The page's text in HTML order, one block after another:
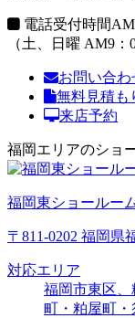
電話受付時間
（土、日曜 AM9：
お問い合わ
無料見積も
来店予約
福岡エリアのショ
福岡東ショールー
〒811-0202 福岡県
対応エリア
福岡市東区
町・粕屋町